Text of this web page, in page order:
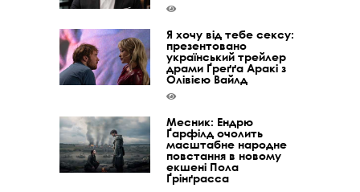
Я хочу від тебе сексу:
презентовано
український трейлер
драми Ґреґґа Аракі з
Олівією Вайлд
Месник: Ендрю
Ґарфілд очолить
масштабне народне
повстання в новому
екшені Пола
Ґрінґрасса